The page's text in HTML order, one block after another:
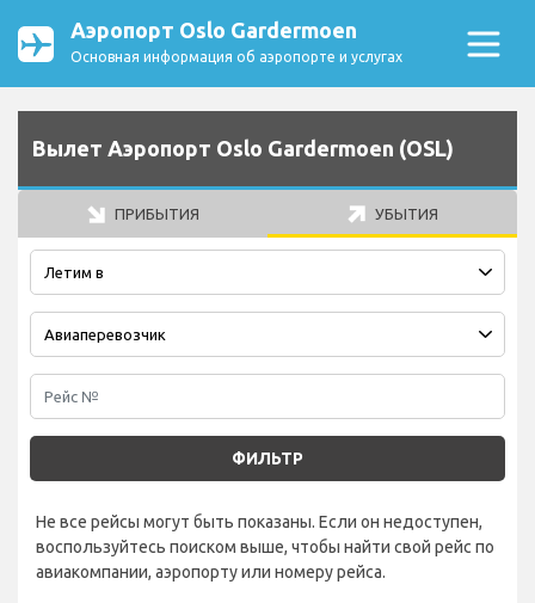
Аэропорт Oslo Gardermoen
Основная информация об аэропорте и услугах
Вылет Аэропорт Oslo Gardermoen (OSL)
ПРИБЫТИЯ УБЫТИЯ
ФИЛЬТР
Не все рейсы могут быть показаны. Если он недоступен,
воспользуйтесь поиском выше, чтобы найти свой рейс по
авиакомпании, аэропорту или номеру рейса.